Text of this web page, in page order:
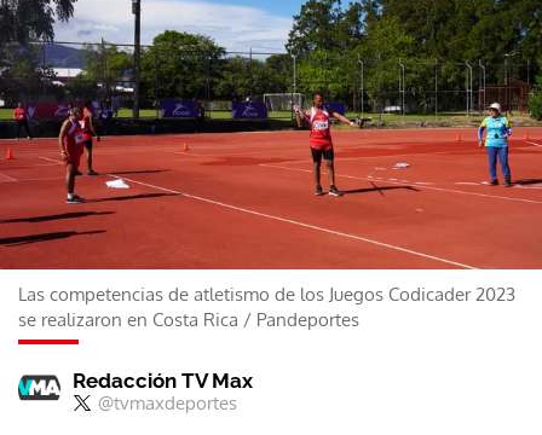
Las competencias de atletismo de los Juegos Codicader 2023
se realizaron en Costa Rica / Pandeportes
Redacción TV Max
@tvmaxdeportes